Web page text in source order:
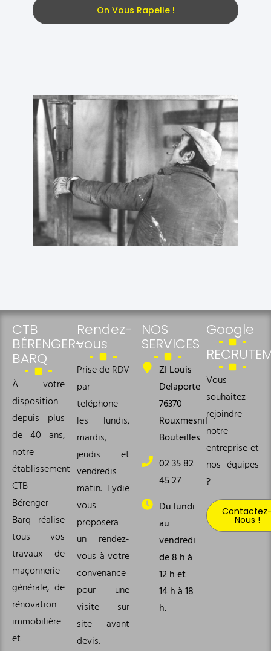
On Vous Rapelle !
CTB
BÉRENGER-
BARQ
À votre
disposition
depuis plus
de 40 ans,
notre
établissement
CTB
Bérenger-
Barq réalise
tous vos
travaux de
maçonnerie
générale, de
rénovation
immobilière
et
Rendez-
vous
Prise de RDV
par
teléphone
les lundis,
mardis,
jeudis et
vendredis
matin. Lydie
vous
proposera
un rendez-
vous à votre
convenance
pour une
visite sur
site avant
devis.
NOS
SERVICES
ZI Louis
Delaporte
76370
Rouxmesnil
Bouteilles
02 35 82
45 27
Du lundi
au
vendredi
de 8 h à
12 h et
14 h à 18
h.
Google
Vous
souhaitez
rejoindre
notre
entreprise et
nos équipes
?
Nous !